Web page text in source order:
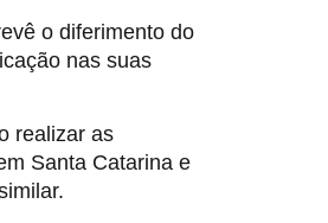
o diferimento do
nas suas
realizar as
Santa Catarina e